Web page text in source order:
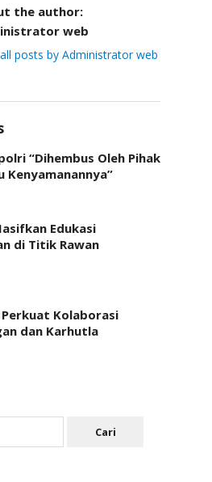
the author:
web
posts by Administrator web
“Dihembus Oleh Pihak
Kenyamanannya”
Edukasi
di Titik Rawan
Kolaborasi
dan Karhutla